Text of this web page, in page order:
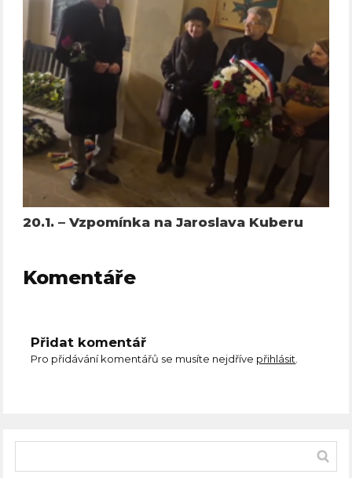
20.1. – Vzpomínka na Jaroslava Kuberu
Komentáře
Přidat komentář
Pro přidávání komentářů se musíte nejdříve přihlásit